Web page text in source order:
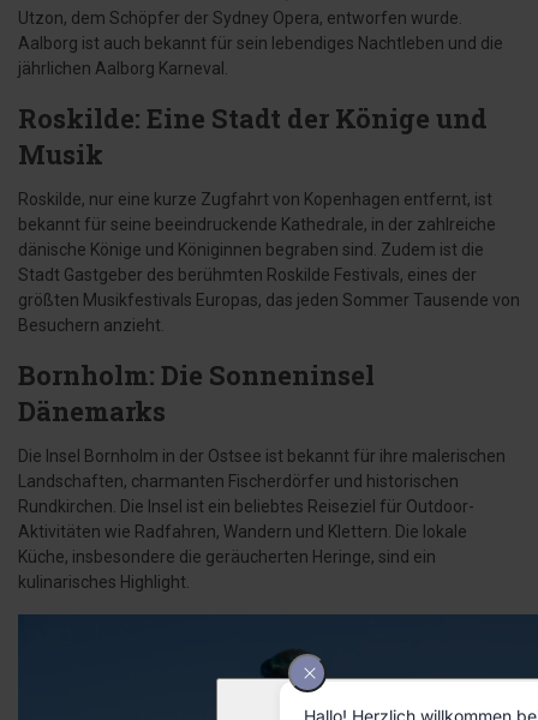
Utzon, dem Schöpfer der Sydney Opera, entworfen wurde.
Aalborg ist auch bekannt für sein lebendiges Nachtleben und die
jährlichen Aalborg Karneval.
Roskilde: Eine Stadt der Könige und
Musik
Roskilde, nur eine kurze Zugfahrt von Kopenhagen entfernt, ist
bekannt für seine beeindruckende Kathedrale, in der zahlreiche
dänische Könige und Königinnen begraben sind. Zudem ist die
Stadt Gastgeber des berühmten Roskilde Festivals, eines der
größten Musikfestivals Europas, das jeden Sommer Tausende von
Besuchern anzieht.
Bornholm: Die Sonneninsel
Dänemarks
Die Insel Bornholm in der Ostsee ist bekannt für ihre malerischen
Landschaften, charmanten Fischerdörfer und historischen
Rundkirchen. Die Insel ist ein beliebtes Reiseziel für Outdoor-
Aktivitäten wie Radfahren, Wandern und Klettern. Die lokale
Küche, insbesondere die geräucherten Heringe, sind ein
kulinarisches Highlight.